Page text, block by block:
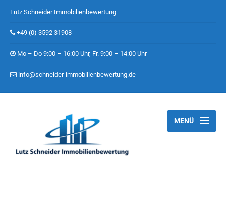
Lutz Schneider Immobilienbewertung
+49 (0) 3592 31908
Mo – Do 9:00 – 16:00 Uhr, Fr. 9:00 – 14:00 Uhr
info@schneider-immobilienbewertung.de
MENÜ